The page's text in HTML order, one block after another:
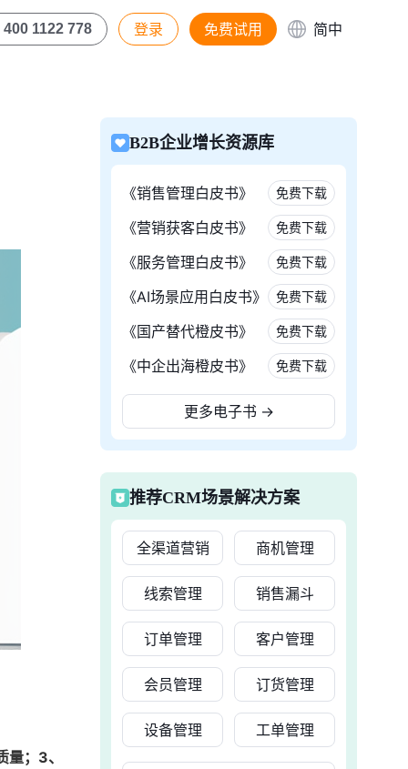
400 1122 778 登录 免费试用 简中
；3、
B2B企业增长资源库
《销售管理白皮书》 免费下载
《营销获客白皮书》 免费下载
《服务管理白皮书》 免费下载
《AI场景应用白皮书》 免费下载
《国产替代橙皮书》 免费下载
《中企出海橙皮书》 免费下载
更多电子书 →
推荐CRM场景解决方案
全渠道营销 商机管理
线索管理 销售漏斗
订单管理 客户管理
会员管理 订货管理
设备管理 工单管理